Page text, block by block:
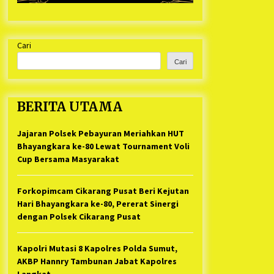
Cari
Cari
BERITA UTAMA
Jajaran Polsek Pebayuran Meriahkan HUT
Bhayangkara ke-80 Lewat Tournament Voli
Cup Bersama Masyarakat
Forkopimcam Cikarang Pusat Beri Kejutan
Hari Bhayangkara ke-80, Pererat Sinergi
dengan Polsek Cikarang Pusat
Kapolri Mutasi 8 Kapolres Polda Sumut,
AKBP Hannry Tambunan Jabat Kapolres